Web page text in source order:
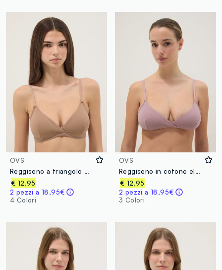
OVS
Reggiseno a triangolo marrone con imbottitura rimovibile in tessuto elasticizzato
€ 12,95
2 pezzi a 18,95€
4 Colori
OVS
Reggiseno in cotone elasticizzato rosa con spalline sottili
€ 12,95
2 pezzi a 18,95€
3 Colori